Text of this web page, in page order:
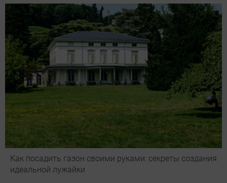
Как посадить газон своими руками: секреты создания
идеальной лужайки